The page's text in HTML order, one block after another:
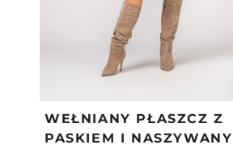
WEŁNIANY PŁASZCZ Z
PASKIEM I